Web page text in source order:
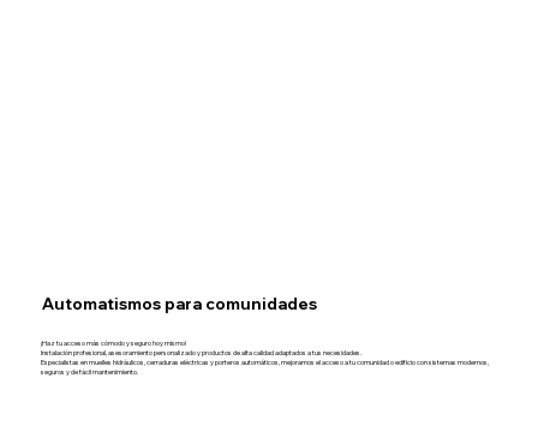
Automatismos para comunidades
¡Haz tu acceso más cómodo y seguro hoy mismo!
Instalación profesional, asesoramiento personalizado y productos de alta calidad adaptados a tus necesidades.
Especialistas en muelles hidráulicos, cerraduras eléctricas y porteros automáticos, mejoramos el acceso a tu comunidad o edificio con sistemas modernos,
seguros y de fácil mantenimiento.